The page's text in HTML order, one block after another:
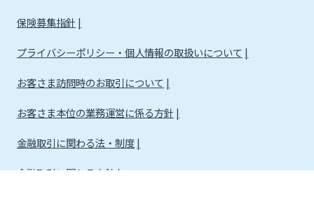
保険募集指針
プライバシーポリシー・個人情報の取扱いについて
お客さま訪問時のお取引について
お客さま本位の業務運営に係る方針
金融取引に関わる法・制度
金融取引に関わる方針